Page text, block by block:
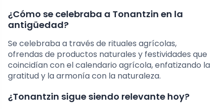
¿Cómo se celebraba a Tonantzin en la
antigüedad?
Se celebraba a través de rituales agrícolas,
ofrendas de productos naturales y festividades que
coincidían con el calendario agrícola, enfatizando la
gratitud y la armonía con la naturaleza.
¿Tonantzin sigue siendo relevante hoy?